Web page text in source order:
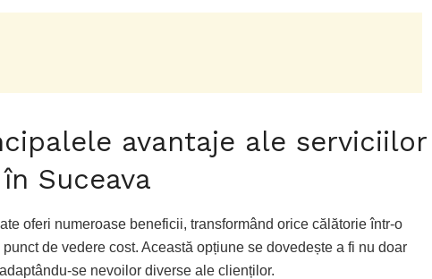
avantaje ale serviciilor
Suceava
oferi numeroase beneficii, transformând orice călătorie într-o
de vedere cost. Această opțiune se dovedește a fi nu doar
se nevoilor diverse ale clienților.